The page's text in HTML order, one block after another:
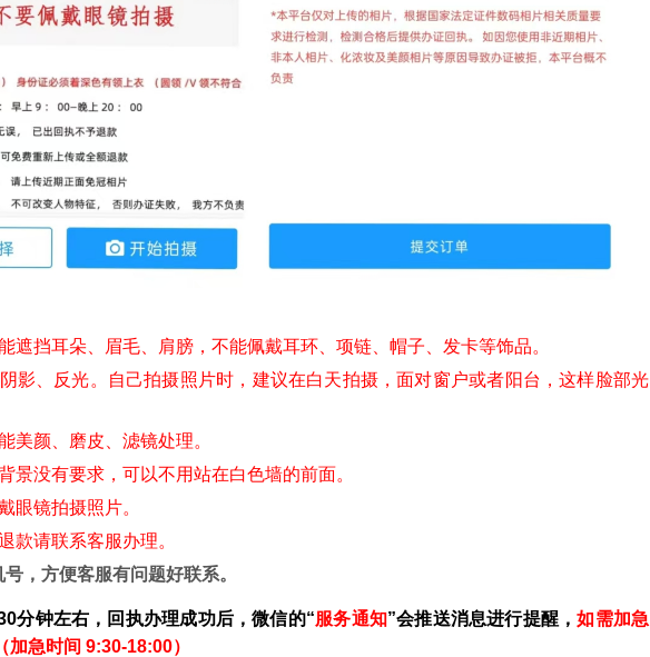
遮挡耳朵、眉毛、肩膀，不能佩戴耳环、项链、帽子、发卡等饰品。
阴影、反光。自己拍摄照片时，建议在白天拍摄，面对窗户或者阳台，这样脸部光
美颜、磨皮、滤镜处理。
景没有要求，可以不用站在白色墙的前面。
眼镜拍摄照片。
款请联系客服办理。
，方便客服有问题好联系。
分钟左右，回执办理成功后，微信的“服务通知”会推送消息进行提醒，如需加急
急时间 9:30-18:00）